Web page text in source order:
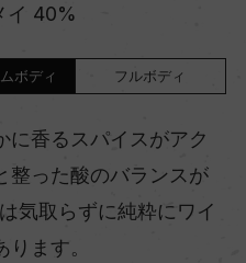
イ 40%
ボディ フルボディ
に香るスパイスがアク
整った酸のバランスが
気取らずに純粋にワイ
ます。